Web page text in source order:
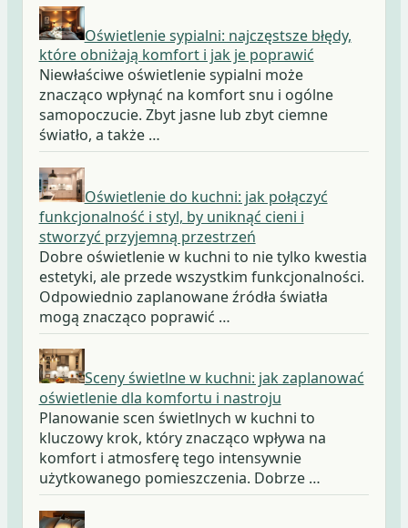
Oświetlenie sypialni: najczęstsze błędy,
które obniżają komfort i jak je poprawić
Niewłaściwe oświetlenie sypialni może
znacząco wpłynąć na komfort snu i ogólne
samopoczucie. Zbyt jasne lub zbyt ciemne
światło, a także …
Oświetlenie do kuchni: jak połączyć
funkcjonalność i styl, by uniknąć cieni i
stworzyć przyjemną przestrzeń
Dobre oświetlenie w kuchni to nie tylko kwestia
estetyki, ale przede wszystkim funkcjonalności.
Odpowiednio zaplanowane źródła światła
mogą znacząco poprawić …
Sceny świetlne w kuchni: jak zaplanować
oświetlenie dla komfortu i nastroju
Planowanie scen świetlnych w kuchni to
kluczowy krok, który znacząco wpływa na
komfort i atmosferę tego intensywnie
użytkowanego pomieszczenia. Dobrze …